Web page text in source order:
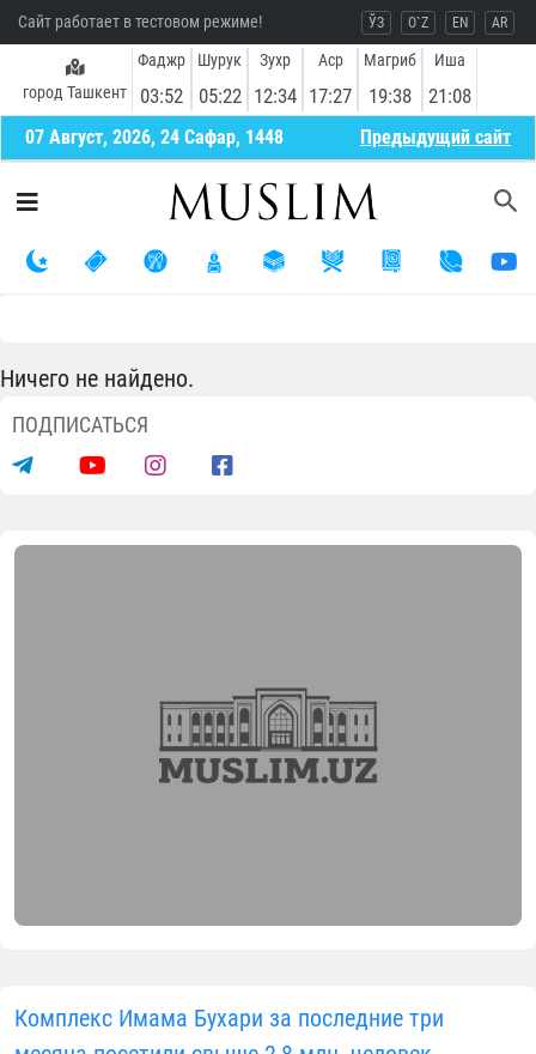
Сайт работает в тестовом режиме! ЎЗ O`Z EN AR
город Ташкент
Фаджр
03:52
Шурук
05:22
Зухр
12:34
Аср
17:27
Магриб
19:38
Иша
21:08
07 Август, 2026, 24 Сафар, 1448 Предыдущий сайт
Ничего не найдено.
ПОДПИСАТЬСЯ
Комплекс Имама Бухари за последние три